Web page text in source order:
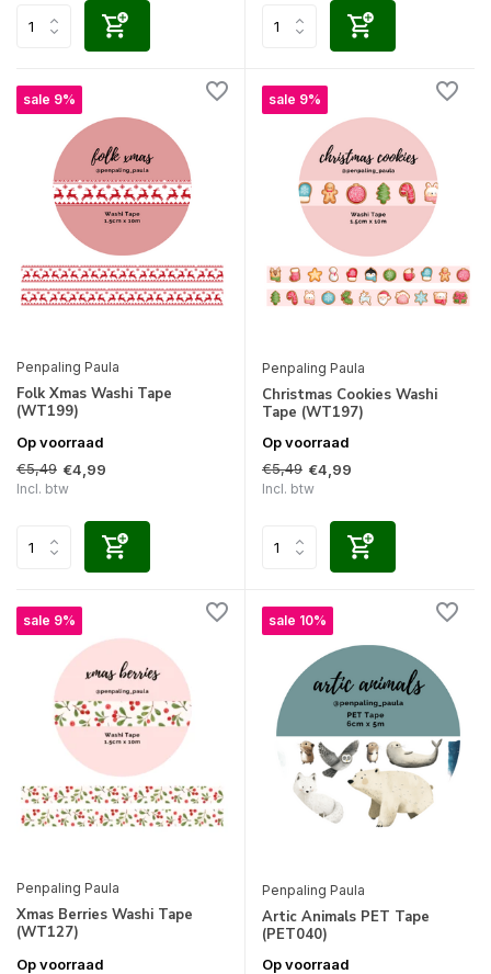
sale 9%
Penpaling Paula
Folk Xmas Washi Tape
(WT199)
Op voorraad
€5,49 €4,99
Incl. btw
sale 9%
Penpaling Paula
Christmas Cookies Washi
Tape (WT197)
Op voorraad
€5,49 €4,99
Incl. btw
sale 9%
Penpaling Paula
Xmas Berries Washi Tape
(WT127)
Op voorraad
sale 10%
Penpaling Paula
Artic Animals PET Tape
(PET040)
Op voorraad